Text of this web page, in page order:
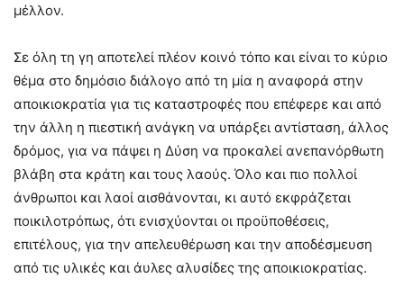
μέλλον.
Σε όλη τη γη αποτελεί πλέον κοινό τόπο και είναι το κύριο
θέμα στο δημόσιο διάλογο από τη μία η αναφορά στην
αποικιοκρατία για τις καταστροφές που επέφερε και από
την άλλη η πιεστική ανάγκη να υπάρξει αντίσταση, άλλος
δρόμος, για να πάψει η Δύση να προκαλεί ανεπανόρθωτη
βλάβη στα κράτη και τους λαούς. Όλο και πιο πολλοί
άνθρωποι και λαοί αισθάνονται, κι αυτό εκφράζεται
ποικιλοτρόπως, ότι ενισχύονται οι προϋποθέσεις,
επιτέλους, για την απελευθέρωση και την αποδέσμευση
από τις υλικές και άυλες αλυσίδες της αποικιοκρατίας.